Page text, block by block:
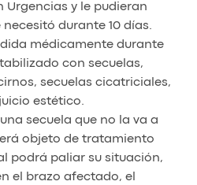
Urgencias y le pudieran
durante 10 días.
médicamente durante
con secuelas,
secuelas cicatriciales,
estético.
secuela que no la va a
objeto de tratamiento
podrá paliar su situación,
el brazo afectado, el